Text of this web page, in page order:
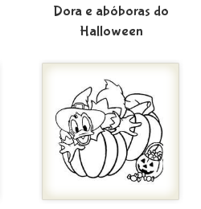
Dora e abóboras do
Halloween